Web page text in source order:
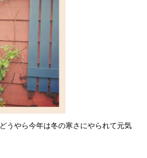
うやら今年は冬の寒さにやられて元気